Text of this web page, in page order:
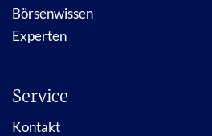
Börsenwissen
Experten
Service
Kontakt